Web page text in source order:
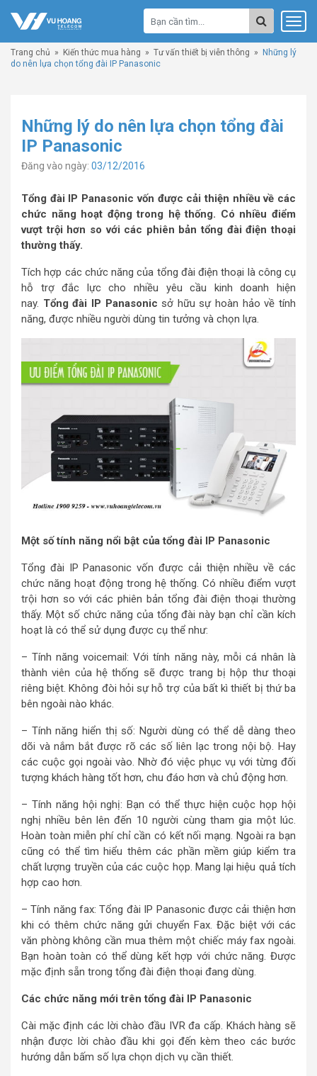
Trang chủ » Kiến thức mua hàng » Tư vấn thiết bị viễn thông »
Những lý
do nên lựa chọn tổng đài IP Panasonic
Những lý do nên lựa chọn tổng đài
IP Panasonic
Đăng vào ngày: 03/12/2016
Tổng đài IP Panasonic vốn được cải thiện nhiều về các
chức năng hoạt động trong hệ thống. Có nhiều điểm
vượt trội hơn so với các phiên bản tổng đài điện thoại
thường thấy.
Tích hợp các chức năng của tổng đài điện thoại là công cụ
hỗ trợ đắc lực cho nhiều yêu cầu kinh doanh hiện
nay. Tổng đài IP Panasonic sở hữu sự hoàn hảo về tính
năng, được nhiều người dùng tin tưởng và chọn lựa.
Một số tính năng nổi bật của tổng đài IP Panasonic
Tổng đài IP Panasonic vốn được cải thiện nhiều về các
chức năng hoạt động trong hệ thống. Có nhiều điểm vượt
trội hơn so với các phiên bản tổng đài điện thoại thường
thấy. Một số chức năng của tổng đài này bạn chỉ cần kích
hoạt là có thể sử dụng được cụ thể như:
– Tính năng voicemail: Với tính năng này, mỗi cá nhân là
thành viên của hệ thống sẽ được trang bị hộp thư thoại
riêng biệt. Không đòi hỏi sự hỗ trợ của bất kì thiết bị thứ ba
bên ngoài nào khác.
– Tính năng hiển thị số: Người dùng có thể dễ dàng theo
dõi và nắm bắt được rõ các số liên lạc trong nội bộ. Hay
các cuộc gọi ngoài vào. Nhờ đó việc phục vụ với từng đối
tượng khách hàng tốt hơn, chu đáo hơn và chủ động hơn.
– Tính năng hội nghị: Bạn có thể thực hiện cuộc họp hội
nghị nhiều bên lên đến 10 người cùng tham gia một lúc.
Hoàn toàn miễn phí chỉ cần có kết nối mạng. Ngoài ra bạn
cũng có thể tìm hiểu thêm các phần mềm giúp kiểm tra
chất lượng truyền của các cuộc họp. Mang lại hiệu quả tích
hợp cao hơn.
– Tính năng fax: Tổng đài IP Panasonic được cải thiện hơn
khi có thêm chức năng gửi chuyển Fax. Đặc biệt với các
văn phòng không cần mua thêm một chiếc máy fax ngoài.
Bạn hoàn toàn có thể dùng kết hợp với chức năng. Được
mặc định sẵn trong tổng đài điện thoại đang dùng.
Các chức năng mới trên tổng đài IP Panasonic
Cài mặc định các lời chào đầu IVR đa cấp. Khách hàng sẽ
nhận được lời chào đầu khi gọi đến kèm theo các bước
hướng dẫn bấm số lựa chọn dịch vụ cần thiết.